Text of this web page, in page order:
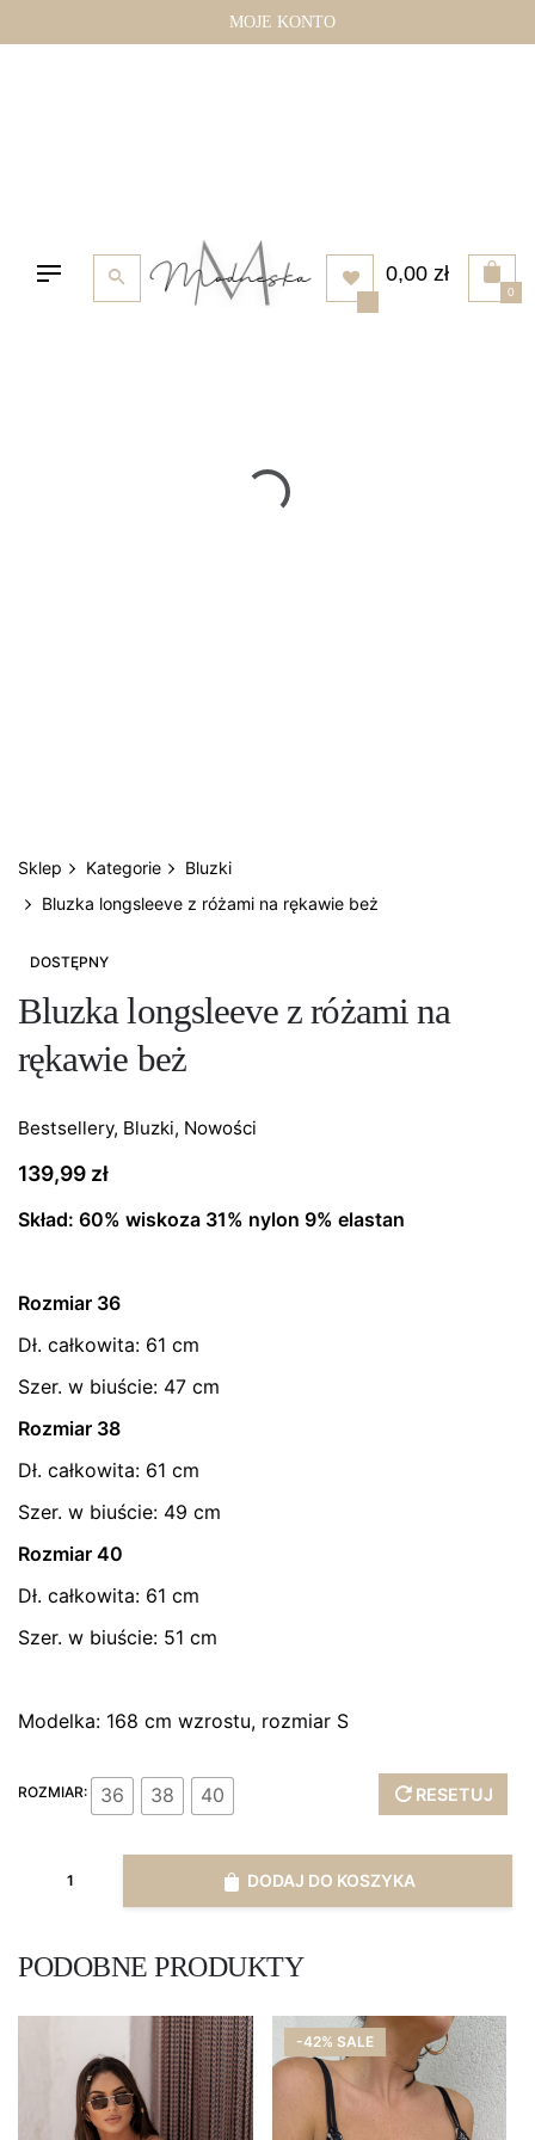
do
MOJE KONTO
0,00 zł
0
Sklep Kategorie
Bluzki
Bluzka longsleeve z różami na rękawie beż
DOSTĘPNY
Bluzka longsleeve z różami na
rękawie beż
Bestsellery, Bluzki, Nowości
139,99 zł
Skład: 60% wiskoza 31% nylon 9% elastan
Rozmiar 36
Dł. całkowita: 61 cm
Szer. w biuście: 47 cm
Rozmiar 38
Dł. całkowita: 61 cm
Szer. w biuście: 49 cm
Rozmiar 40
Dł. całkowita: 61 cm
Szer. w biuście: 51 cm
Modelka: 168 cm wzrostu, rozmiar S
ROZMIAR: 36 38 40 RESETUJ
z
na
DODAJ DO KOSZYKA
PODOBNE PRODUKTY
-42% SALE